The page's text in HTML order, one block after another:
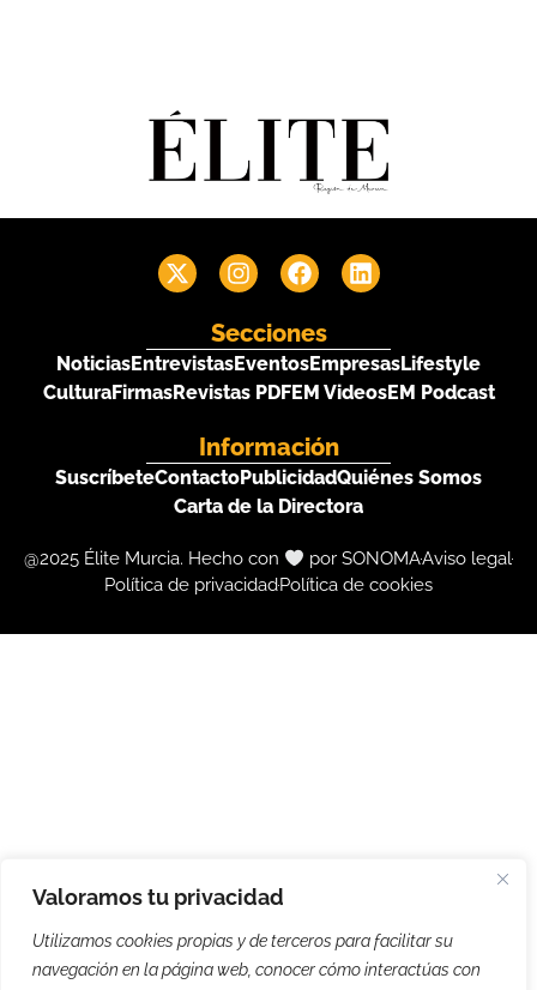
Valoramos tu privacidad
Utilizamos cookies propias y de terceros para facilitar su
navegación en la página web, conocer cómo interactúas con
Secciones
NoticiasEntrevistasEventosEmpresasLifestyle
CulturaFirmasRevistas PDFEM VideosEM Podcast
Información
SuscríbeteContactoPublicidadQuiénes Somos
Carta de la Directora
@2025 Élite Murcia. Hecho con por SONOMAAviso legal
Política de privacidadPolítica de cookies